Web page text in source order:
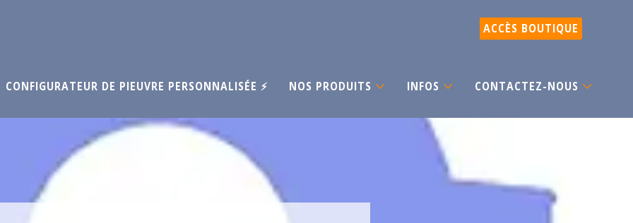
ACCÈS BOUTIQUE
CONFIGURATEUR DE PIEUVRE PERSONNALISÉE ⚡ NOS PRODUITS INFOS CONTACTEZ-NOUS